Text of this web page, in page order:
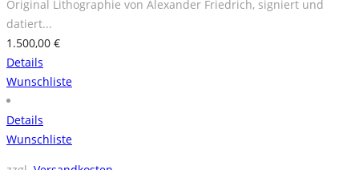
Original Lithographie von Alexander Friedrich, signiert und
datiert...
1.500,00 €
Details
Wunschliste
Details
Wunschliste